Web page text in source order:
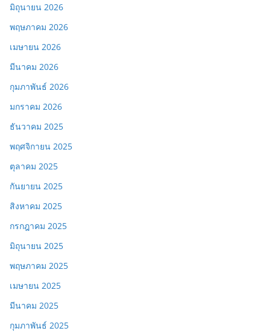
มิถุนายน 2026
พฤษภาคม 2026
เมษายน 2026
มีนาคม 2026
กุมภาพันธ์ 2026
มกราคม 2026
ธันวาคม 2025
พฤศจิกายน 2025
ตุลาคม 2025
กันยายน 2025
สิงหาคม 2025
กรกฎาคม 2025
มิถุนายน 2025
พฤษภาคม 2025
เมษายน 2025
มีนาคม 2025
กุมภาพันธ์ 2025